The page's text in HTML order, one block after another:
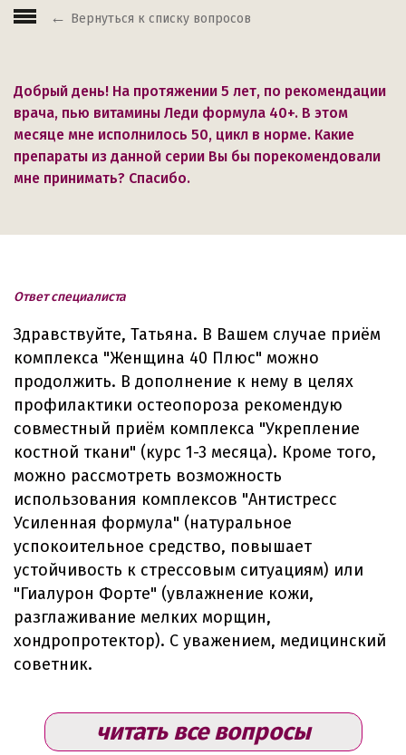
Вернуться к списку вопросов
Добрый день! На протяжении 5 лет, по рекомендации
врача, пью витамины Леди формула 40+. В этом
месяце мне исполнилось 50, цикл в норме. Какие
препараты из данной серии Вы бы порекомендовали
мне принимать? Спасибо.
Ответ специалиста
Здравствуйте, Татьяна. В Вашем случае приём
комплекса "Женщина 40 Плюс" можно
продолжить. В дополнение к нему в целях
профилактики остеопороза рекомендую
совместный приём комплекса "Укрепление
костной ткани" (курс 1-3 месяца). Кроме того,
можно рассмотреть возможность
использования комплексов "Антистресс
Усиленная формула" (натуральное
успокоительное средство, повышает
устойчивость к стрессовым ситуациям) или
"Гиалурон Форте" (увлажнение кожи,
разглаживание мелких морщин,
хондропротектор). С уважением, медицинский
советник.
читать все вопросы